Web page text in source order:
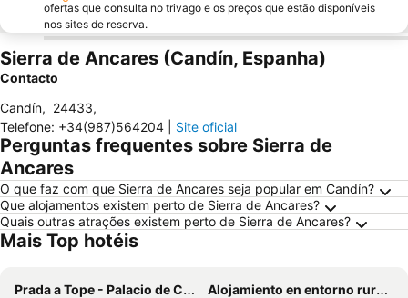
ofertas que consulta no trivago e os preços que estão disponíveis
nos sites de reserva.
Sierra de Ancares (Candín, Espanha)
Contacto
Candín, 24433,
Telefone: +34(987)564204 Site oficial
Perguntas frequentes sobre Sierra de
Ancares
O que faz com que Sierra de Ancares seja popular em Candín?
Que alojamentos existem perto de Sierra de Ancares?
Quais outras atrações existem perto de Sierra de Ancares?
Mais Top hotéis
Prada a Tope - Palacio de Canedo
Alojamiento en entorno rural Los Trobos